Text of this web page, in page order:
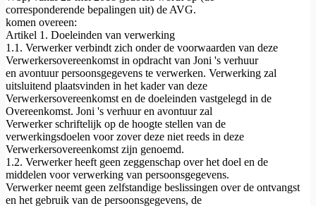
corresponderende bepalingen uit) de AVG.
komen overeen:
Artikel 1. Doeleinden van verwerking
1.1. Verwerker verbindt zich onder de voorwaarden van deze
Verwerkersovereenkomst in opdracht van Joni 's verhuur
en avontuur persoonsgegevens te verwerken. Verwerking zal
uitsluitend plaatsvinden in het kader van deze
Verwerkersovereenkomst en de doeleinden vastgelegd in de
Overeenkomst. Joni 's verhuur en avontuur zal
Verwerker schriftelijk op de hoogte stellen van de
verwerkingsdoelen voor zover deze niet reeds in deze
Verwerkersovereenkomst zijn genoemd.
1.2. Verwerker heeft geen zeggenschap over het doel en de
middelen voor verwerking van persoonsgegevens.
Verwerker neemt geen zelfstandige beslissingen over de ontvangst
en het gebruik van de persoonsgegevens, de